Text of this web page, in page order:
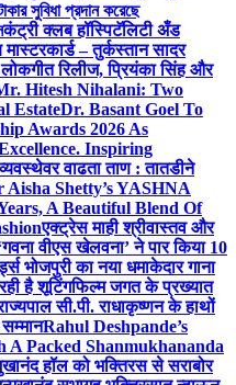
সুবিধা প্রদান করেছে
कंट्री क्लब हॉस्पिटॅलिटी अँड
– तुर्कस्तान सादर
रिलीज, प्रियंका सिंह और
Hitesh Nihalani: Two
EstateDr. Basant Goel To
Awards 2026 As
Inspiring
व्यवस्थेवर वाढता ताण : तातडीने
Aisha Shetty’s YASHNA
A Beautiful Blend Of
एक्ट्रेस माही श्रीवास्तव और
वीएस खेलवना’ ने पार किया 10
भोजपुरी का नया धमाकेदार गाना
है शूटिंगफिल्म जगत के प्रख्यात
सी.पी. राधाकृष्णन के हाथों
Rahul Deshpande’s
A Packed Shanmukhananda
हॉल को भक्तिरस से सराबोर